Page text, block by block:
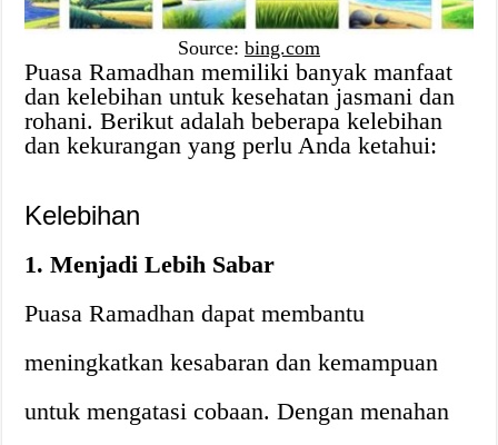
Source: bing.com
Puasa Ramadhan memiliki banyak manfaat
dan kelebihan untuk kesehatan jasmani dan
rohani. Berikut adalah beberapa kelebihan
dan kekurangan yang perlu Anda ketahui:
Kelebihan
1. Menjadi Lebih Sabar
Puasa Ramadhan dapat membantu
meningkatkan kesabaran dan kemampuan
untuk mengatasi cobaan. Dengan menahan